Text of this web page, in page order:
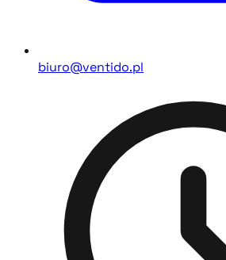
biuro@ventido.pl